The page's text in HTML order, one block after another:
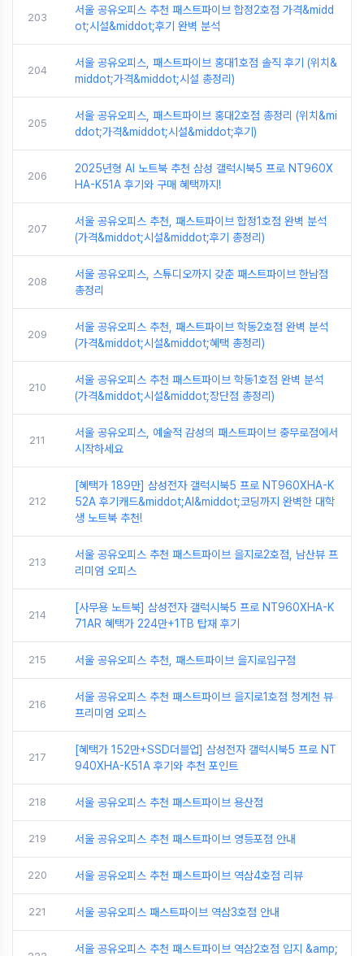
203
서울 공유오피스 추천 패스트파이브 합정2호점 가격&midd
ot;시설&middot;후기 완벽 분석
204
서울 공유오피스, 패스트파이브 홍대1호점 솔직 후기 (위치&
middot;가격&middot;시설 총정리)
205
서울 공유오피스, 패스트파이브 홍대2호점 총정리 (위치&mi
ddot;가격&middot;시설&middot;후기)
206
2025년형 AI 노트북 추천 삼성 갤럭시북5 프로 NT960X
HA-K51A 후기와 구매 혜택까지!
207
서울 공유오피스 추천, 패스트파이브 합정1호점 완벽 분석
(가격&middot;시설&middot;후기 총정리)
208
서울 공유오피스, 스튜디오까지 갖춘 패스트파이브 한남점
총정리
209
서울 공유오피스 추천, 패스트파이브 학동2호점 완벽 분석
(가격&middot;시설&middot;혜택 총정리)
210
서울 공유오피스 추천 패스트파이브 학동1호점 완벽 분석
(가격&middot;시설&middot;장단점 총정리)
211
서울 공유오피스, 예술적 감성의 패스트파이브 충무로점에서
시작하세요
212
[혜택가 189만] 삼성전자 갤럭시북5 프로 NT960XHA-K
52A 후기캐드&middot;AI&middot;코딩까지 완벽한 대학
생 노트북 추천!
213
서울 공유오피스 추천 패스트파이브 을지로2호점, 남산뷰 프
리미엄 오피스
214
[사무용 노트북] 삼성전자 갤럭시북5 프로 NT960XHA-K
71AR 혜택가 224만+1TB 탑재 후기
215 서울 공유오피스 추천, 패스트파이브 을지로입구점
216
서울 공유오피스 추천 패스트파이브 을지로1호점 청계천 뷰
프리미엄 오피스
217
[혜택가 152만+SSD더블업] 삼성전자 갤럭시북5 프로 NT
940XHA-K51A 후기와 추천 포인트
218 서울 공유오피스 추천 패스트파이브 용산점
219 서울 공유오피스 추천 패스트파이브 영등포점 안내
220 서울 공유오피스 추천 패스트파이브 역삼4호점 리뷰
221 서울 공유오피스 패스트파이브 역삼3호점 안내
서울 공유오피스 추천 패스트파이브 역삼2호점 입지 &amp;